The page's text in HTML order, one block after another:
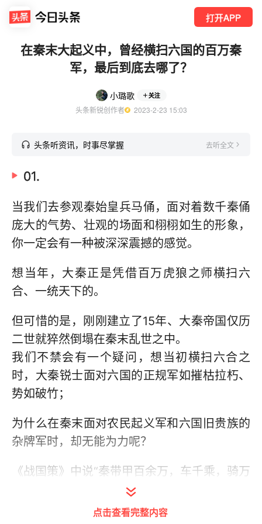
打开APP
在秦末大起义中，曾经横扫六国的百万秦
军，最后到底去哪了？
小璐歌 关注
头条新锐创作者
  2023-2-23 15:03
头条听资讯，时事尽掌握 去听全文
01.
当我们去参观秦始皇兵马俑，面对着数千秦俑
庞大的气势、壮观的场面和栩栩如生的形象，
你一定会有一种被深深震撼的感觉。
想当年，大秦正是凭借百万虎狼之师横扫六
合、一统天下的。
但可惜的是，刚刚建立了15年、大秦帝国仅历
二世就猝然倒塌在秦末乱世之中。
我们不禁会有一个疑问，想当初横扫六合之
时，大秦锐士面对六国的正规军如摧枯拉朽、
势如破竹；
为什么在秦末面对农民起义军和六国旧贵族的
杂牌军时，却无能为力呢？
《战国策》中说“秦带甲百余万，车千乘，骑万
匹”，但为什么这号称有百万雄兵的大秦帝国，
在灭亡之时却看不到一兵一卒？
点击查看完整内容